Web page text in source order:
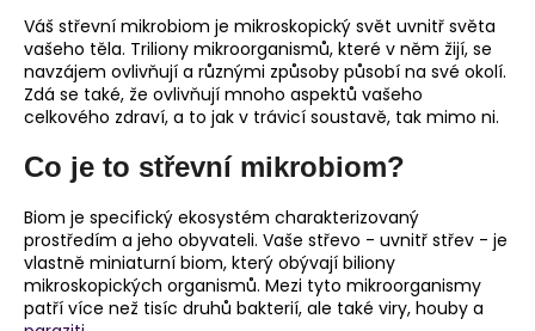
Váš střevní mikrobiom je mikroskopický svět uvnitř světa
vašeho těla. Triliony mikroorganismů, které v něm žijí, se
navzájem ovlivňují a různými způsoby působí na své okolí.
Zdá se také, že ovlivňují mnoho aspektů vašeho
celkového zdraví, a to jak v trávicí soustavě, tak mimo ni.
Co je to střevní mikrobiom?
Biom je specifický ekosystém charakterizovaný
prostředím a jeho obyvateli. Vaše střevo - uvnitř střev - je
vlastně miniaturní biom, který obývají biliony
mikroskopických organismů. Mezi tyto mikroorganismy
patří více než tisíc druhů bakterií, ale také viry, houby a
j
í
t
?
HLEDAT